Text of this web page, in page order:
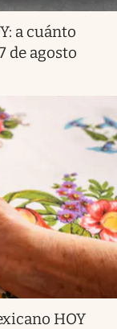
a cuánto
de agosto
HOY